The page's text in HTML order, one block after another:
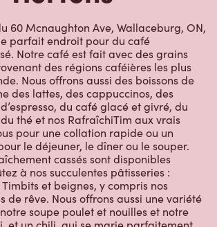
60 Mcnaughton Ave, Wallaceburg, ON,
parfait endroit pour du café
Notre café est fait avec des grains
des régions caféières les plus
Nous offrons aussi des boissons de
des lattes, des cappuccinos, des
du café glacé et givré, du
thé et nos RafraîchiTim aux vrais
pour une collation rapide ou un
le déjeuner, le dîner ou le souper.
cassés sont disponibles
à nos succulentes pâtisseries :
et beignes, y compris nos
de rêve. Nous offrons aussi une variété
soupe poulet et nouilles et notre
et un chili, qui se marie parfaitement
de pommes de terre d’ici.